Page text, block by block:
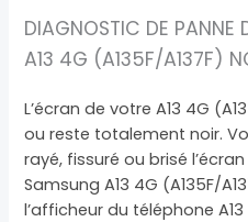
DIAGNOSTIC DE PANNE
A13 4G (A135F/A137F)
L’écran de votre A13 4G
ou reste totalement noir.
rayé, fissuré ou brisé
Samsung A13 4G (A135F/
l’afficheur du téléphone